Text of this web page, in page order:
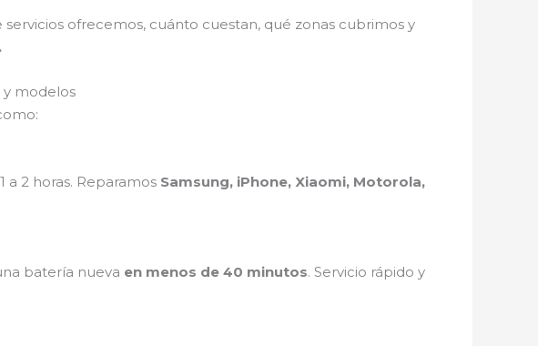
servicios ofrecemos, cuánto cuestan, qué zonas cubrimos y
y modelos
a 2 horas. Reparamos Samsung, iPhone, Xiaomi, Motorola,
batería nueva en menos de 40 minutos. Servicio rápido y